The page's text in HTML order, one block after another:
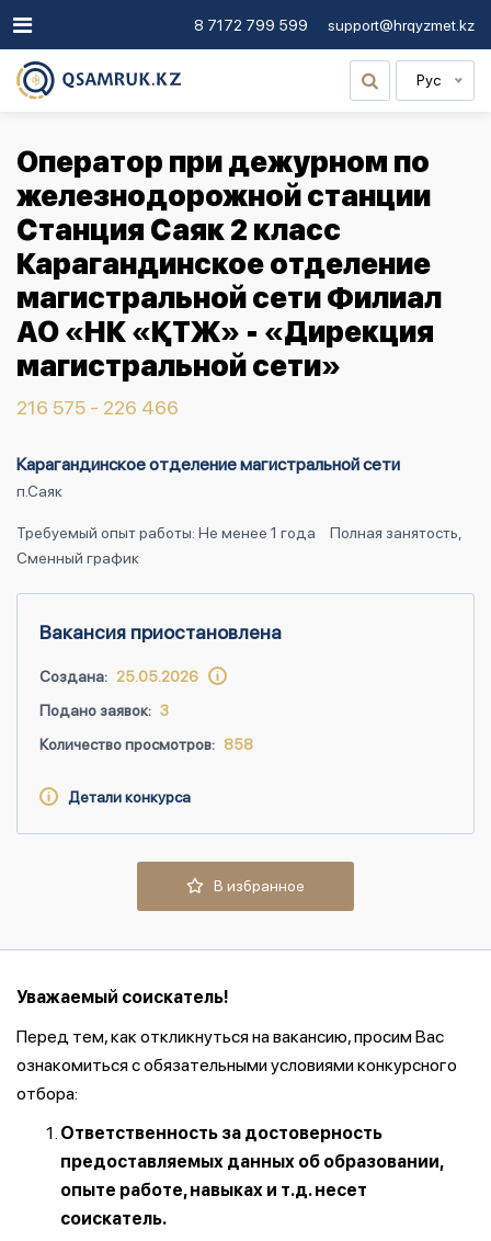
8 7172 799 599 support@hrqyzmet.kz
Рус
Оператор при дежурном по
железнодорожной станции
Станция Саяк 2 класс
Карагандинское отделение
магистральной сети Филиал
АО «НК «ҚТЖ» - «Дирекция
магистральной сети»
216 575 - 226 466
Карагандинское отделение магистральной сети
п.Саяк
Требуемый опыт работы: Не менее 1 года
Полная занятость,
Сменный график
Вакансия приостановлена
Создана: 25.05.2026
Подано заявок: 3
Количество просмотров: 858
Детали конкурса
В избранное
Уважаемый соискатель!
Перед тем, как откликнуться на вакансию, просим Вас
ознакомиться с обязательными условиями конкурсного
отбора:
Ответственность за достоверность
предоставляемых данных об образовании,
опыте работе, навыках и т.д. несет
соискатель.